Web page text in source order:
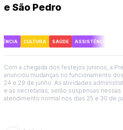
e São Pedro
CULTURA SAÚDE ASSISTÊNCIA
Com a chegada dos festejos juninos, a
anunciou mudanças no funcionamento
24 e 29 de junho. As atividades
e as secretarias, serão suspensas
atendimento normal nos dias 25 e 30 de